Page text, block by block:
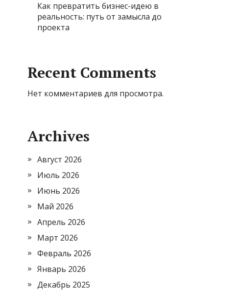
Как превратить бизнес-идею в
реальность: путь от замысла до
проекта
Recent Comments
Нет комментариев для просмотра.
Archives
Август 2026
Июль 2026
Июнь 2026
Май 2026
Апрель 2026
Март 2026
Февраль 2026
Январь 2026
Декабрь 2025